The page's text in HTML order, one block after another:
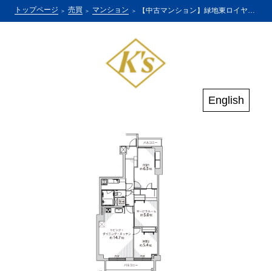
English
トップページ 売買 マンション 【中古マンション】緑地東ロイヤルマンション